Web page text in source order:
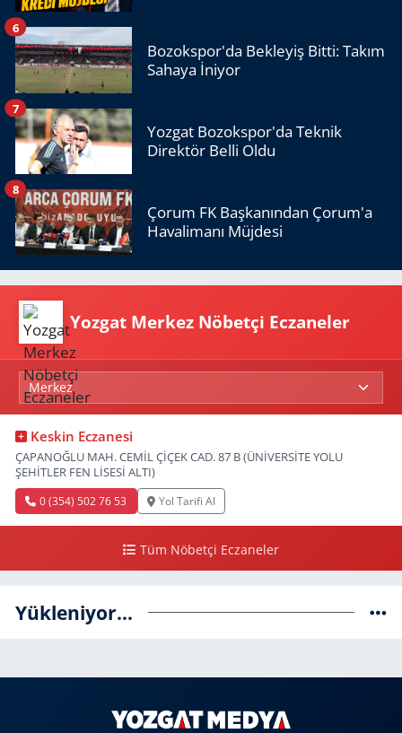
Bozokspor'da Bekleyiş Bitti: Takım
Sahaya İniyor
6
Yozgat Bozokspor'da Teknik
Direktör Belli Oldu
7
Çorum FK Başkanından Çorum'a
Havalimanı Müjdesi
8
Yozgat Merkez Nöbetçi Eczaneler
Keskin Eczanesi
ÇAPANOĞLU MAH. CEMİL ÇİÇEK CAD. 87 B (ÜNİVERSİTE YOLU
ŞEHİTLER FEN LİSESİ ALTI)
0 (354) 502 76 53 Yol Tarifi Al
Tüm Nöbetçi Eczaneler
Yükleniyor...